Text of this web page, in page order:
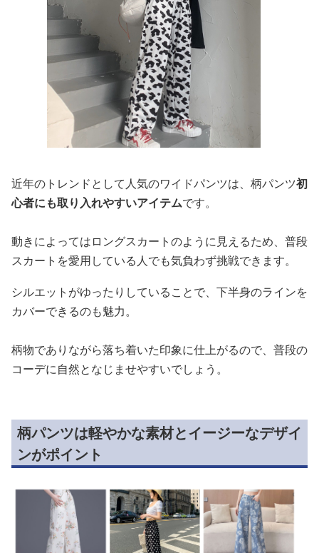
近年のトレンドとして人気のワイドパンツは、柄パンツ初
心者にも取り入れやすいアイテムです。
動きによってはロングスカートのように見えるため、普段
スカートを愛用している人でも気負わず挑戦できます。
シルエットがゆったりしていることで、下半身のラインを
カバーできるのも魅力。
柄物でありながら落ち着いた印象に仕上がるので、普段の
コーデに自然となじませやすいでしょう。
柄パンツは軽やかな素材とイージーなデザイ
ンがポイント